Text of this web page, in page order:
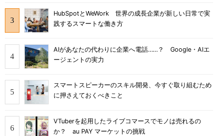
HubSpotとWeWork 世界の成長企業が新しい日常で実
践するスマートな働き方
AIがあなたの代わりに企業へ電話……？ Google・AIエ
ージェントの実力
スマートスピーカーのスキル開発、今すぐ取り組むため
に押さえておくべきこと
VTuberを起用したライブコマースでモノは売れるの
か？ au PAY マーケットの挑戦